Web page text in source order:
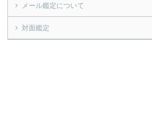
メール鑑定について
対面鑑定